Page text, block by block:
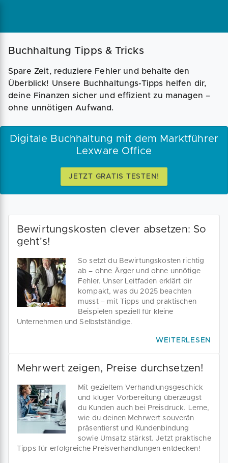
Magazin Businessplan Fördermittel
Buchhaltung Tipps & Tricks
Spare Zeit, reduziere Fehler und behalte den
Überblick! Unsere Buchhaltungs-Tipps helfen dir,
deine Finanzen sicher und effizient zu managen –
ohne unnötigen Aufwand.
Digitale Buchhaltung mit dem Marktführer
Lexware Office
JETZT GRATIS TESTEN!
Bewirtungskosten clever absetzen: So
geht's!
So setzt du Bewirtungskosten richtig
ab – ohne Ärger und ohne unnötige
Fehler. Unser Leitfaden erklärt dir
kompakt, was du 2025 beachten
musst – mit Tipps und praktischen
Beispielen speziell für kleine
Unternehmen und Selbstständige.
WEITERLESEN
Mehrwert zeigen, Preise durchsetzen!
Mit gezieltem Verhandlungsgeschick
und kluger Vorbereitung überzeugst
du Kunden auch bei Preisdruck. Lerne,
wie du deinen Mehrwert souverän
präsentierst und Kundenbindung
sowie Umsatz stärkst. Jetzt praktische
Tipps für erfolgreiche Preisverhandlungen entdecken!